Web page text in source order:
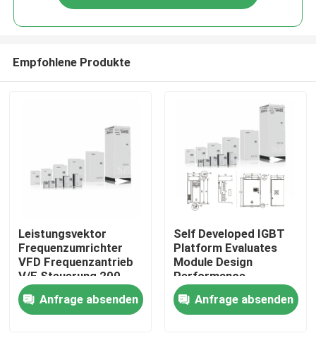
Zu Hause
Empfohlene Produkte
Leistungsvektor
Frequenzumrichter
VFD Frequenzantrieb
V/F Steuerung 200-
240V 1PH/3PH
Eingangsspannung
Niedrige Vibration
Anfrage absenden
Self Developed IGBT
Platform Evaluates
Module Design
Performance
Anfrage absenden